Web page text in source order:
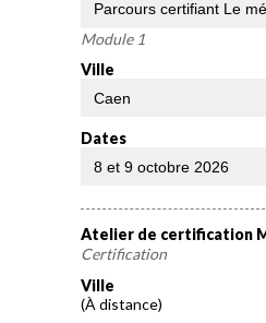
Module 1
Ville
Dates
Atelier de certification
Certification
Ville
(À distance)